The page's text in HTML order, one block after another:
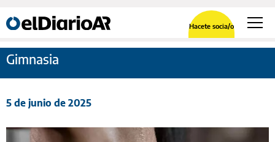
Hacete socia/o
Gimnasia
5 de junio de 2025